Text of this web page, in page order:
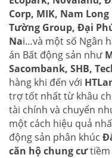
Corp, MIK, Nam
Tường Group, Đại
Nai…và một số Ngân
án Bất động sản như
Sacombank, SHB,
hàng khi đến với
trợ tốt nhất từ khâu
tài chính và chuyển
một cách hiệu quả
động sản phân khúc
căn hộ chung cưtiềm